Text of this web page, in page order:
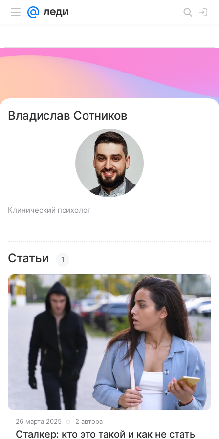
Владислав Сотников
Клинический психолог
Статьи 1
26 марта 2025 2 автора
Сталкер: кто это такой и как не стать